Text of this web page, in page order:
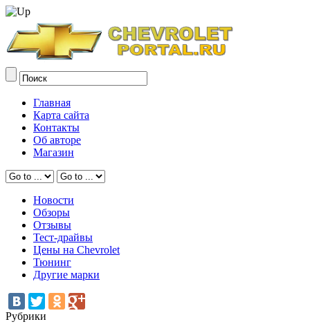
Главная
Карта сайта
Контакты
Об авторе
Магазин
Новости
Обзоры
Отзывы
Тест-драйвы
Цены на Chevrolet
Тюнинг
Другие марки
Рубрики